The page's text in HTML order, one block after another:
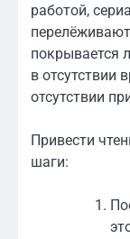
работой,
покрывается
в отсутствии
отсутствии
Привести
шаги: